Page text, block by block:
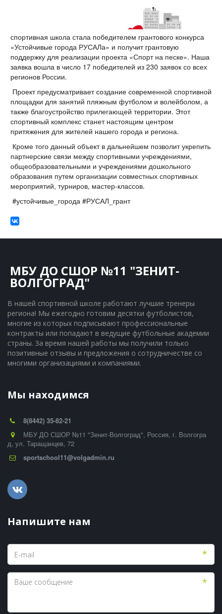
спортивная школа стала победителем грантового конкурса
«Устойчивые города РУСАЛа» и получит грантовую
поддержку для реализации проекта «Спорт на песке». Наша
заявка вошла в число 17 победителей из 230 заявок со всех
регионов России.
Проект предусматривает создание современной спортивной
площадки для занятий пляжным футболом и волейболом, а
также благоустройство прилегающей территории. Этот
спортивный комплекс станет настоящим центром
притяжения для жителей нашего города и региона.
Кроме того данный объект в дальнейшем позволит укрепить
партнерские связи между спортивными учреждениями,
общеобразовательными и учреждениями дошкольного
образования путем организации совместных спортивных
мероприятий, турниров, мастер-классов.
#устойчивые_города #РУСАЛ_грант
МБУ ДО СШОР №11 "ЗЕНИТ-
ВОЛГОГРАД"
В нашей спортивной школе работают лучшие тренеры
региона! Мы ежегодно готовим десятки футболистов,
многие из которых подписывают профессиональные
контракты или попадают в ведущие футбольные академии
страны. За время нашей работы мы получили только
позитивные отзывы и предложения о сотрудничестве со
многими организациями и компаниями.
Мы находимся
8(8442) 35-82-21
МБУ ДО СШОР №11 "Зенит-Волгоград", Россия, г. Волгогра
д, ул. Таращанцев, 72
sportschool11@volgadmin.ru
Напишите нам
*
*